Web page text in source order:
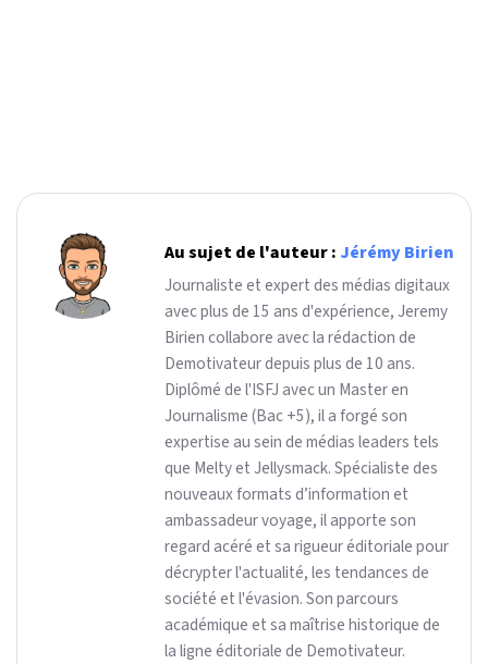
Au sujet de l'auteur : Jérémy Birien
Journaliste et expert des médias digitaux
avec plus de 15 ans d'expérience, Jeremy
Birien collabore avec la rédaction de
Demotivateur depuis plus de 10 ans.
Diplômé de l'ISFJ avec un Master en
Journalisme (Bac +5), il a forgé son
expertise au sein de médias leaders tels
que Melty et Jellysmack. Spécialiste des
nouveaux formats d’information et
ambassadeur voyage, il apporte son
regard acéré et sa rigueur éditoriale pour
décrypter l'actualité, les tendances de
société et l'évasion. Son parcours
académique et sa maîtrise historique de
la ligne éditoriale de Demotivateur.